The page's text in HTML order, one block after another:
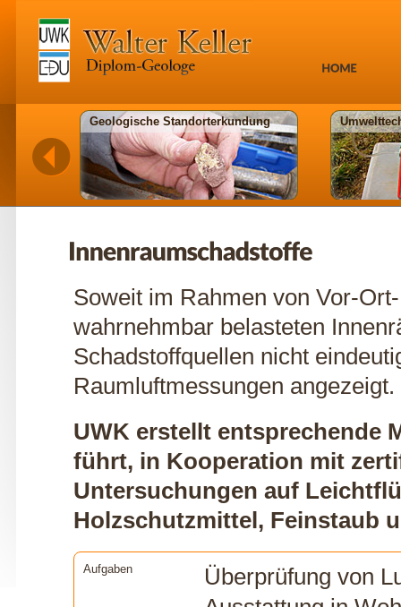
Geologische Standorterkundung
Soweit im Rahmen von Vor-
wahrnehmbar belasteten
Schadstoffquellen nicht
Raumluftmessungen angezeigt.
UWK erstellt entsprechende
führt, in Kooperation mit
Untersuchungen auf
Holzschutzmittel, Feinstaub
Aufgaben
Überprüfung von